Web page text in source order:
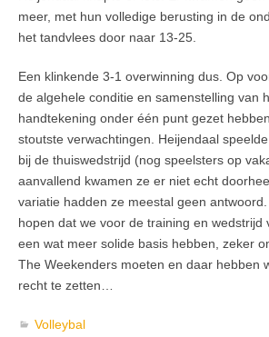
meer, met hun volledige berusting in de
het tandvlees door naar 13-25.
Een klinkende 3-1 overwinning dus. Op
de algehele conditie en samenstelling van
handtekening onder één punt gezet
stoutste verwachtingen. Heijendaal
bij de thuiswedstrijd (nog speelsters op
aanvallend kwamen ze er niet echt
variatie hadden ze meestal geen
hopen dat we voor de training en wedstrijd
een wat meer solide basis hebben, zeker
The Weekenders moeten en daar hebben
recht te zetten…
Volleybal